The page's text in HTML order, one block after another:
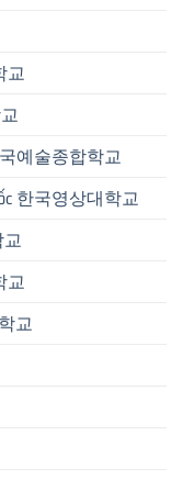
교
국예술종합학교
한국영상대학교
교
교